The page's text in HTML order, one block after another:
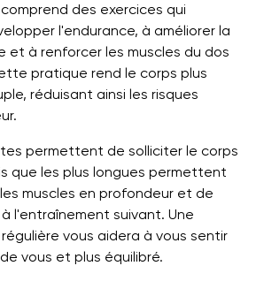
des exercices qui
l'endurance, à améliorer la
et à renforcer les muscles du dos
pratique rend le corps plus
réduisant ainsi les risques
permettent de solliciter le corps
que les plus longues permettent
muscles en profondeur et de
l'entraînement suivant. Une
vous aidera à vous sentir
vous et plus équilibré.